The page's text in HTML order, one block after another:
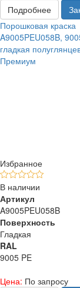
Подробнее
Порошковая краска
A9005PEU058B,
гладкая
Премиум
Избранное
В наличии
Артикул
A9005PEU058B
Поверхность
Гладкая
RAL
9005 PE
Цена: По запросу